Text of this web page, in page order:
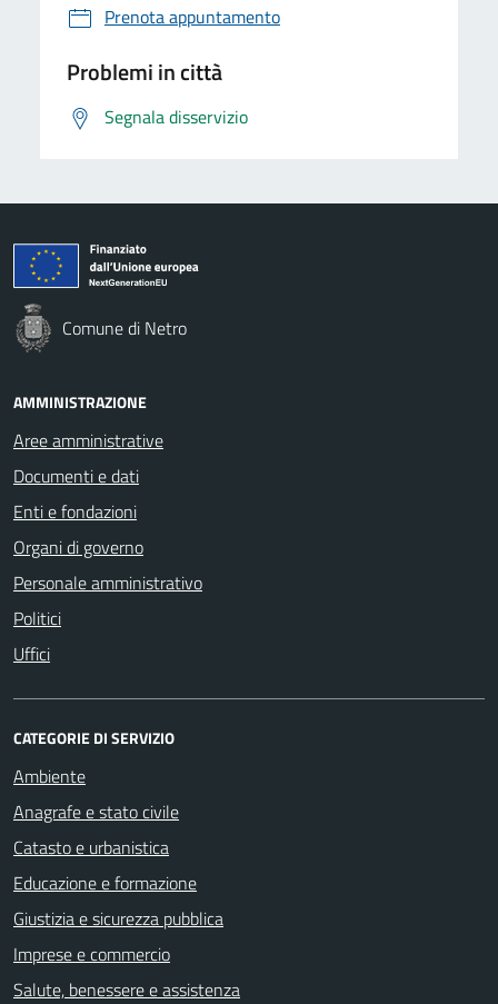
Prenota appuntamento
Problemi in città
Segnala disservizio
Comune di Netro
AMMINISTRAZIONE
Aree amministrative
Documenti e dati
Enti e fondazioni
Organi di governo
Personale amministrativo
Politici
Uffici
CATEGORIE DI SERVIZIO
Ambiente
Anagrafe e stato civile
Catasto e urbanistica
Educazione e formazione
Giustizia e sicurezza pubblica
Imprese e commercio
Salute, benessere e assistenza